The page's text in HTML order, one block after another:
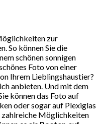
zur
So können Sie die
schönen sonnigen
Foto von einer
Ihrem Lieblingshaustier?
anbieten. Und mit dem
können das Foto auf
oder sogar auf Plexiglas
zahlreiche Möglichkeiten